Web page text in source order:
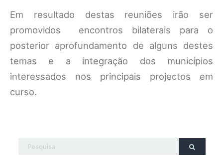
Em resultado destas reuniões irão ser
promovidos encontros bilaterais para o
posterior aprofundamento de alguns destes
temas e a integração dos municípios
interessados nos principais projectos em
curso.